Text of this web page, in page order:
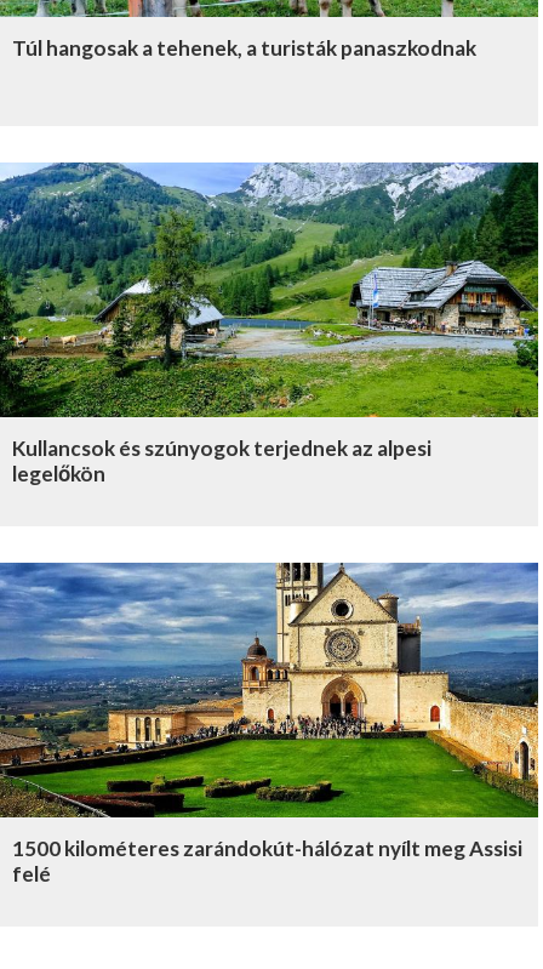
Túl hangosak a tehenek, a turisták panaszkodnak
Kullancsok és szúnyogok terjednek az alpesi
legelőkön
1500 kilométeres zarándokút-hálózat nyílt meg Assisi
felé